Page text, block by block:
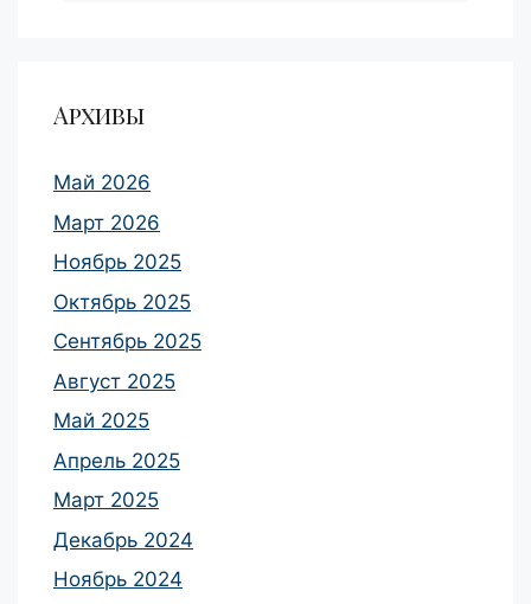
Архивы
Май 2026
Март 2026
Ноябрь 2025
Октябрь 2025
Сентябрь 2025
Август 2025
Май 2025
Апрель 2025
Март 2025
Декабрь 2024
Ноябрь 2024